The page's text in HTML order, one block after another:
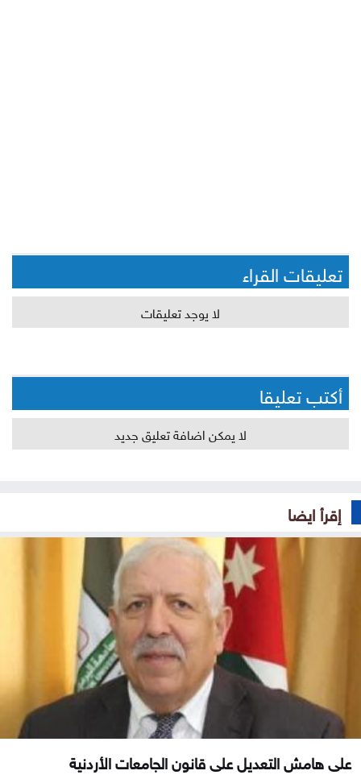
تعليقات القراء
لا يوجد تعليقات
أكتب تعليقا
لا يمكن اضافة تعليق جديد
إقرأ ايضا
على هامش التعديل على قانون الجامعات الأردنية